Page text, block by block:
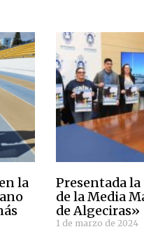
la
Presentada
de la Media
de Algeciras»
1 de marzo de 2024